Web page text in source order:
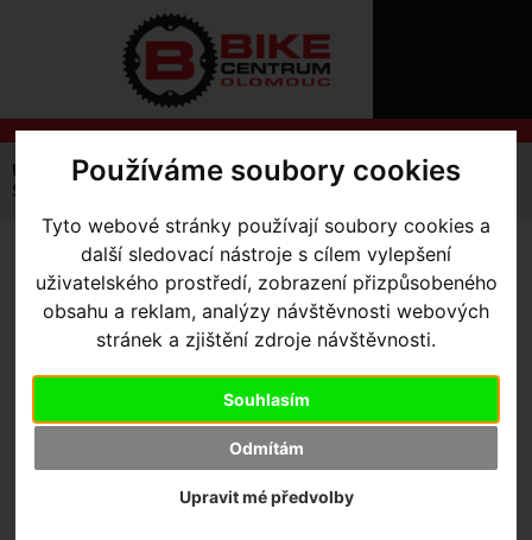
Používáme soubory cookies
Tyto webové stránky používají soubory cookies a
další sledovací nástroje s cílem vylepšení
uživatelského prostředí, zobrazení přizpůsobeného
obsahu a reklam, analýzy návštěvnosti webových
stránek a zjištění zdroje návštěvnosti.
Souhlasím
Odmítám
Upravit mé předvolby
O
NÁKUPU
REGISTRACE
ZTRATILI
Úvodní strana Kola Silniční a Gravel
Triatlon
Shiv
S-WORKS SHIV DISC
MODULE-
Carbon/Holographic Foil XS